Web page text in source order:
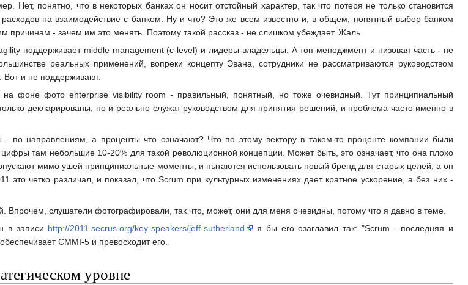
Нет, понятно, что в некоторых банках он носит отстойный характер, так что потеря не только становится
на взаимодействие с банком. Ну и что? Это же всем известно и, в общем, понятный выбор банком
причинам - зачем им это менять. Поэтому такой рассказ - не слишком убеждает. Жаль.
поддерживает middle management (c-level) и лидеры-владельцы. А топ-менеджмент и низовая часть - не
реальных применений, вопреки концепту Эвана, сотрудники не рассматриваются руководством
и не поддерживают.
на фоне фото enterprise visibility room - правильный, понятный, но тоже очевидный. Тут принципиальный
декларированы, но и реально служат руководством для принятия решений, и проблема часто именно в
по направлениям, а проценты что означают? Что по этому вектору в таком-то проценте компании были
там небольшие 10-20% для такой революционной концепции. Может быть, это означает, что она плохо
мимо ушей принципиальные моменты, и пытаются использовать новый бренд для старых целей, а он
это четко различал, и показал, что Scrum при культурных изменениях дает кратное ускорение, а без них -
Впрочем, слушатели фотографировали, так что, может, они для меня очевидны, потому что я давно в теме.
в записи http://2011.secrus.org/key-speakers/jeff-sutherland
я бы его озаглавил так: "Scrum - последняя и
CMMI-5 и превосходит его.
уровне